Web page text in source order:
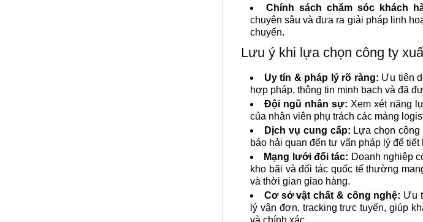
Chính sách chăm sóc khách
chuyên sâu và đưa ra giải pháp linh
chuyển.
Lưu ý khi lựa chọn công ty
Uy tín & pháp lý rõ ràng: Ưu tiên
hợp pháp, thông tin minh bạch và đã
Đội ngũ nhân sự: Xem xét năng
của nhân viên phụ trách các mảng
Dịch vụ cung cấp: Lựa chọn
báo hải quan đến tư vấn pháp lý để
Mạng lưới đối tác: Doanh nghiệp
kho bãi và đối tác quốc tế thường
và thời gian giao hàng.
Cơ sở vật chất & công nghệ: Ưu
lý vận đơn, tracking trực tuyến, giúp